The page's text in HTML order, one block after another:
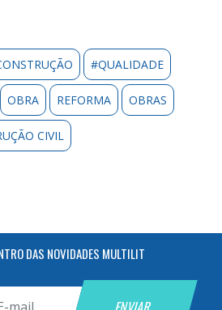
#QUALIDADE
OBRA REFORMA OBRAS
CIVIL
DAS NOVIDADES MULTILIT